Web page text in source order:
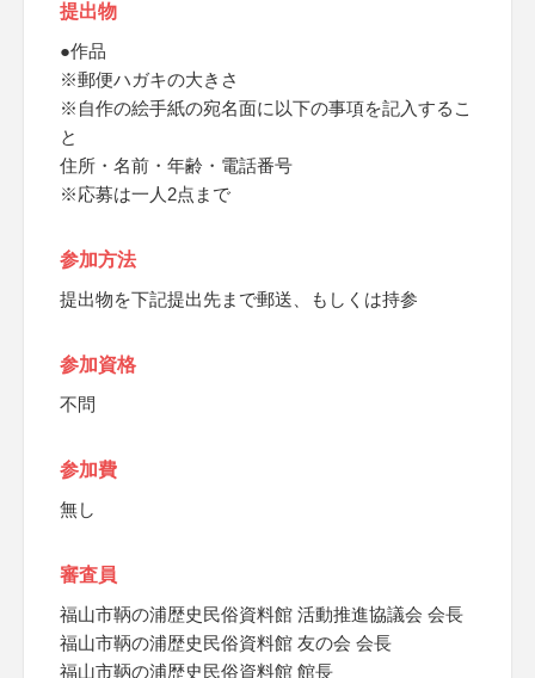
提出物
●作品
※郵便ハガキの大きさ
※自作の絵手紙の宛名面に以下の事項を記入するこ
と
住所・名前・年齢・電話番号
※応募は一人2点まで
参加方法
提出物を下記提出先まで郵送、もしくは持参
参加資格
不問
参加費
無し
審査員
福山市鞆の浦歴史民俗資料館 活動推進協議会 会長
福山市鞆の浦歴史民俗資料館 友の会 会長
福山市鞆の浦歴史民俗資料館 館長